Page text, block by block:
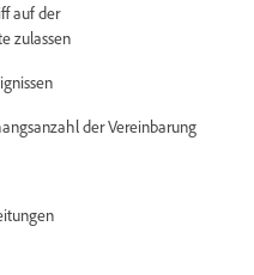
auf der
zulassen
der Vereinbarung